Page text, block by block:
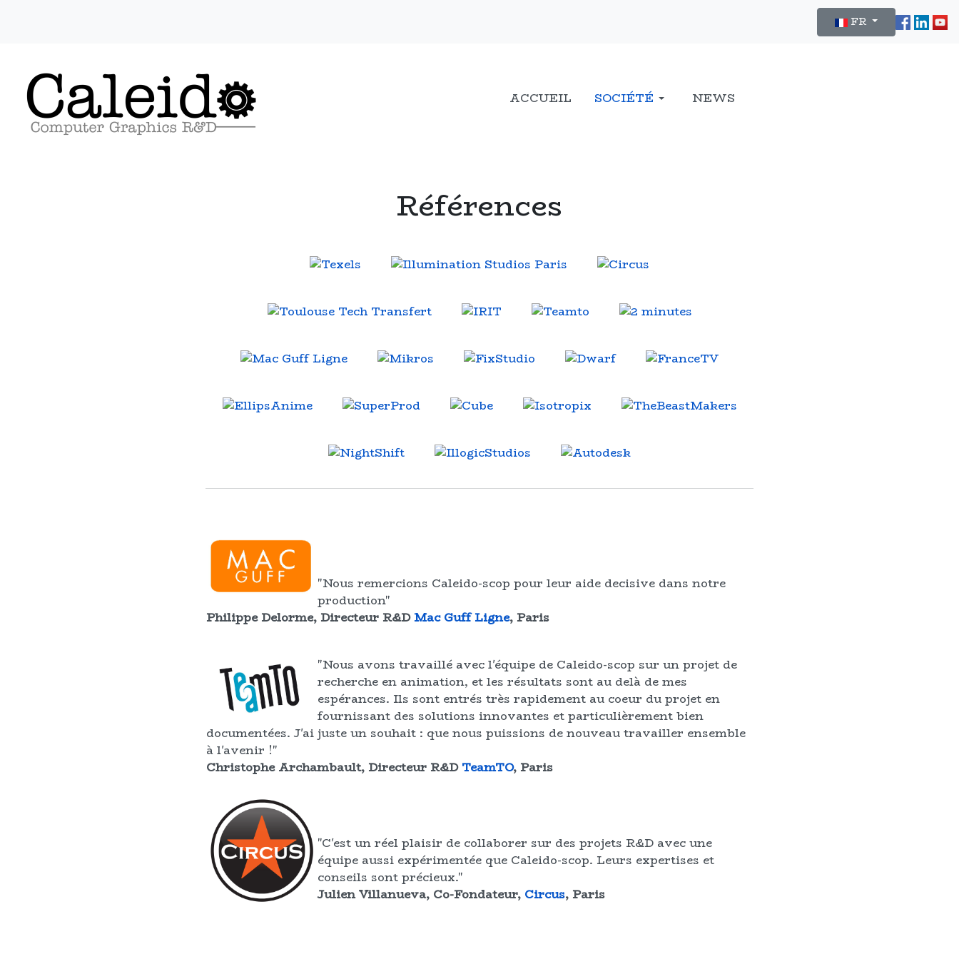
Sélectionnez votre
FR
ACCUEIL SOCIÉTÉ NEWS
Références
"Nous remercions Caleido-scop pour leur aide decisive dans notre
production"
Philippe Delorme, Directeur R&D Mac Guff Ligne, Paris
"Nous avons travaillé avec l'équipe de Caleido-scop sur un projet de
recherche en animation, et les résultats sont au delà de mes
espérances. Ils sont entrés très rapidement au coeur du projet en
fournissant des solutions innovantes et particulièrement bien
documentées. J'ai juste un souhait : que nous puissions de nouveau travailler ensemble
à l'avenir !"
Christophe Archambault, Directeur R&D TeamTO, Paris
"C'est un réel plaisir de collaborer sur des projets R&D avec une
équipe aussi expérimentée que Caleido-scop. Leurs expertises et
conseils sont précieux."
Julien Villanueva, Co-Fondateur, Circus, Paris